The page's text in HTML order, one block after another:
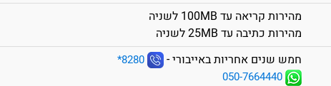
מהירות קריאה עד 100MB לשניה
מהירות כתיבה עד 25MB לשניה
חמש שנים אחריות באייבורי -
‎*8280
050-7664440